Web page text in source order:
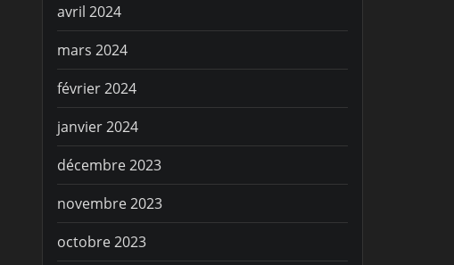
avril 2024
mars 2024
février 2024
janvier 2024
décembre 2023
novembre 2023
octobre 2023